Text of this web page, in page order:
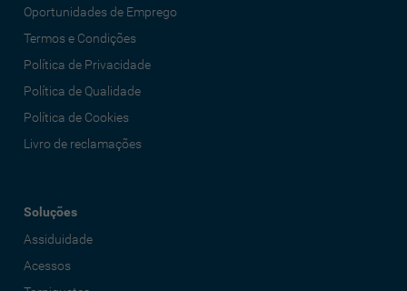
Oportunidades de Emprego
Termos e Condições
Política de Privacidade
Política de Qualidade
Política de Cookies
Livro de reclamações
Soluções
Assiduidade
Acessos